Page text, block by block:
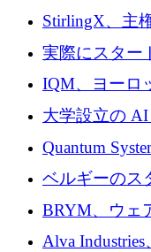
Venture Kick
StirlingX、主
するためにシ
実際にスター
ノベーション
IQM、ヨーロ
企業として初
大学設立の
がプレシード
Quantum
ドルを調達
ベルギーのス
の可視化のた
BRYM、ウェ
クプラットフ
Alva